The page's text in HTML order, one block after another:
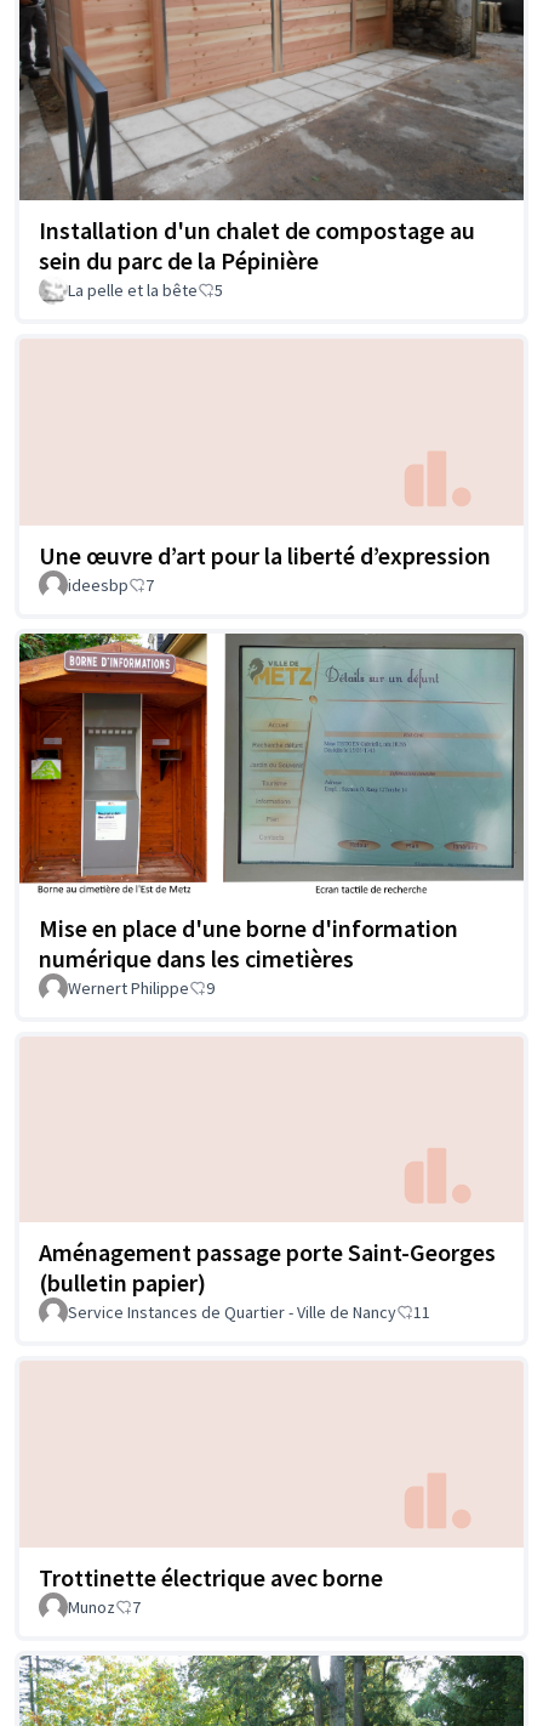
Installation d'un chalet de compostage au
sein du parc de la Pépinière
La pelle et la bête 5
Une œuvre d’art pour la liberté d’expression
ideesbp 7
Mise en place d'une borne d'information
numérique dans les cimetières
Wernert Philippe 9
Aménagement passage porte Saint-Georges
(bulletin papier)
Service Instances de Quartier - Ville de Nancy 11
Trottinette électrique avec borne
Munoz 7